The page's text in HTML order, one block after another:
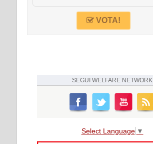
VOTA!
SEGUI WELFARE NETWORK
Select Language ▼